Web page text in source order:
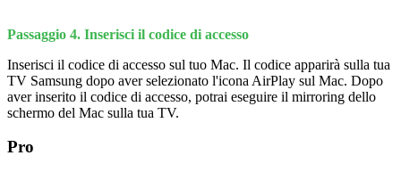
Passaggio 4. Inserisci il codice di accesso
Inserisci il codice di accesso sul tuo Mac. Il codice apparirà sulla tua
TV Samsung dopo aver selezionato l'icona AirPlay sul Mac. Dopo
aver inserito il codice di accesso, potrai eseguire il mirroring dello
schermo del Mac sulla tua TV.
Pro